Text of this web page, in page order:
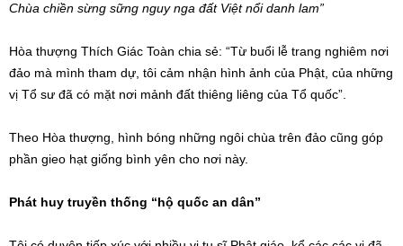
Chùa chiền sừng sững nguy nga đất Việt nổi danh lam”
Hòa thượng Thích Giác Toàn chia sẻ: “Từ buổi lễ trang nghiêm nơi
đảo mà mình tham dự, tôi cảm nhận hình ảnh của Phật, của những
vị Tổ sư đã có mặt nơi mảnh đất thiêng liêng của Tổ quốc”.
Theo Hòa thượng, hình bóng những ngôi chùa trên đảo cũng góp
phần gieo hạt giống bình yên cho nơi này.
Phát huy truyền thống “hộ quốc an dân”